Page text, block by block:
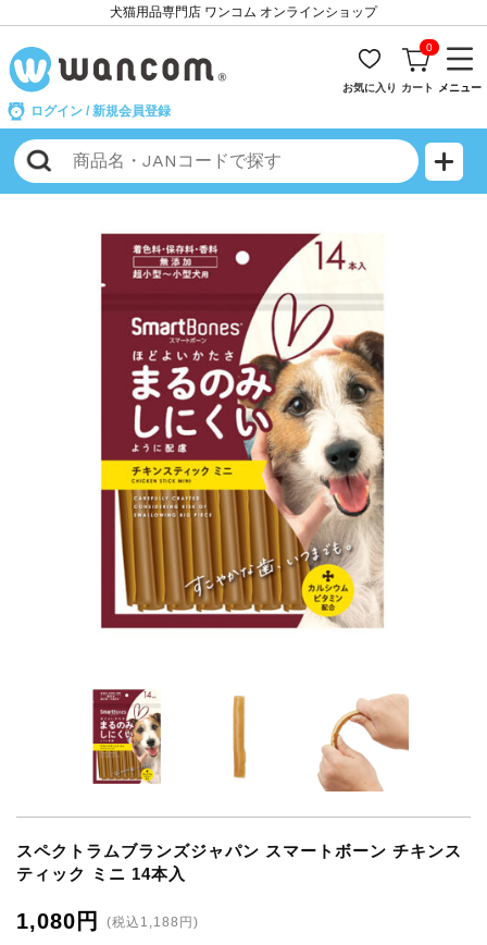
犬猫用品専門店 ワンコム オンラインショップ
ログイン / 新規会員登録
お気に入り
0
カート メニュー
スペクトラムブランズジャパン スマートボーン チキンス
ティック ミニ 14本入
1,080円 (税込1,188円)